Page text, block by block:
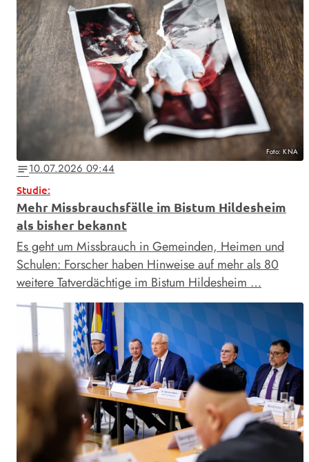
Foto: KNA
notes10.07.2026 09:44
Studie:
Mehr Missbrauchsfälle im Bistum Hildesheim
als bisher bekannt
Es geht um Missbrauch in Gemeinden, Heimen und
Schulen: Forscher haben Hinweise auf mehr als 80
weitere Tatverdächtige im Bistum Hildesheim …